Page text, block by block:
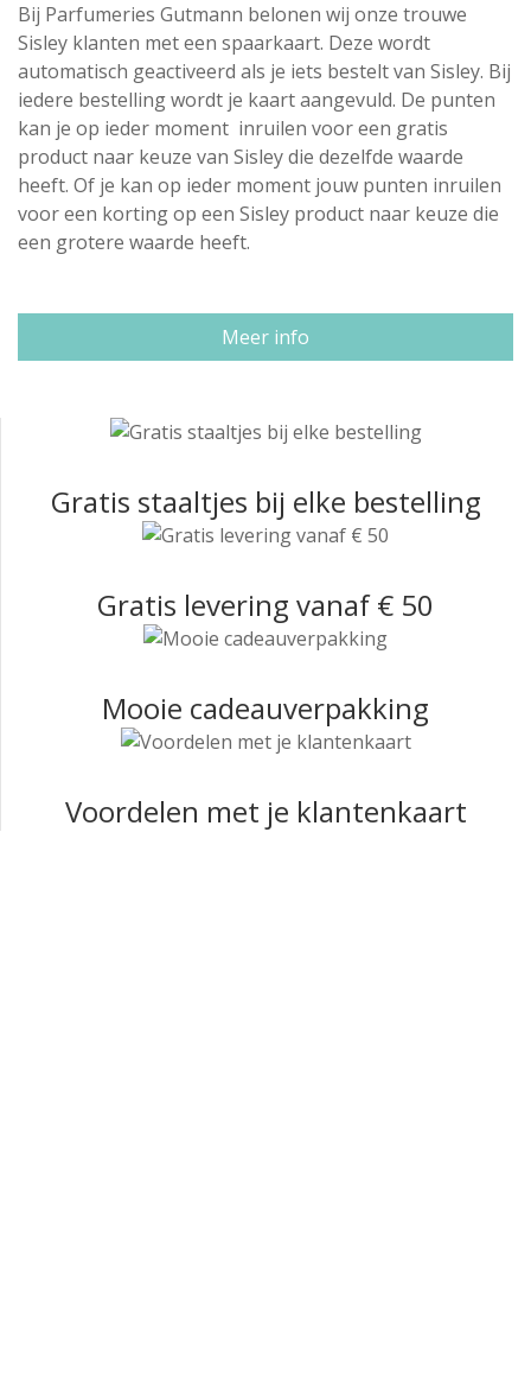
Bij Parfumeries Gutmann belonen wij onze trouwe
Sisley klanten met een spaarkaart. Deze wordt
automatisch geactiveerd als je iets bestelt van Sisley. Bij
iedere bestelling wordt je kaart aangevuld. De punten
kan je op ieder moment inruilen voor een gratis
product naar keuze van Sisley die dezelfde waarde
heeft. Of je kan op ieder moment jouw punten inruilen
voor een korting op een Sisley product naar keuze die
een grotere waarde heeft.
Meer info
Gratis staaltjes bij elke bestelling
Gratis levering vanaf € 50
Mooie cadeauverpakking
Voordelen met je klantenkaart